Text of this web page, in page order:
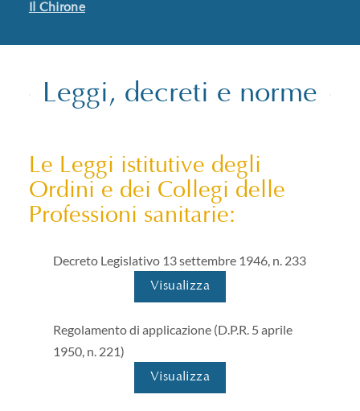
Il Chirone
Leggi, decreti e norme
Le Leggi istitutive degli
Ordini e dei Collegi delle
Professioni sanitarie:
Decreto Legislativo 13 settembre 1946, n. 233
Visualizza
Regolamento di applicazione (D.P.R. 5 aprile
1950, n. 221)
Visualizza